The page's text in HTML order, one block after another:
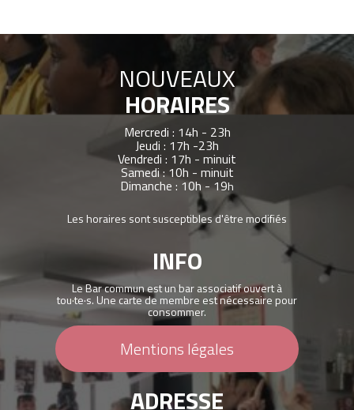
NOUVEAUX
HORAIRES
Mercredi : 14h - 23h
Jeudi : 17h -23h
Vendredi : 17h - minuit
Samedi : 10h - minuit
Dimanche : 10h - 19h
Les horaires sont susceptibles d'être modifiés
INFO
Le Bar commun est un bar associatif ouvert à
tou·te·s. Une carte de membre est nécessaire pour
consommer.
Mentions légales
ADRESSE